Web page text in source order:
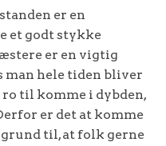
er en
et godt stykke
er en vigtig
hele tiden bliver
til komme i dybden,
er det at komme
til, at folk gerne